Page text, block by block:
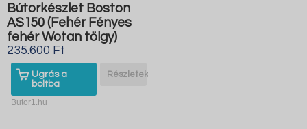
Bútorkészlet Boston
AS150 (Fehér Fényes
fehér Wotan tölgy)
235.600 Ft
Ugrás a
boltba
Részletek
Butor1.hu